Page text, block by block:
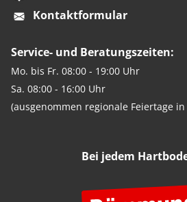
Kontaktformular
Service- und Beratungszeiten:
Mo. bis Fr. 08:00 - 19:00 Uhr
Sa. 08:00 - 16:00 Uhr
(ausgenommen regionale Feiertage in
Bei jedem